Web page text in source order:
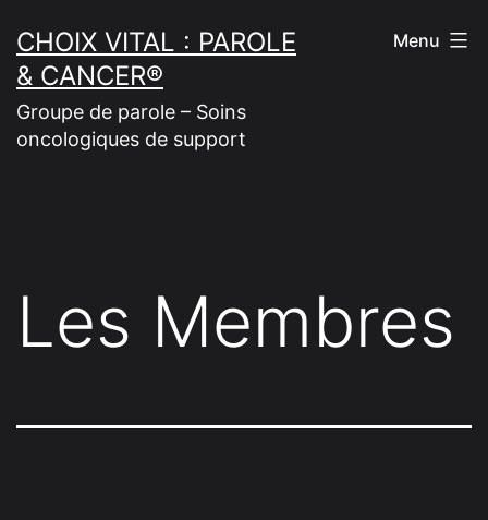
to
content
CHOIX VITAL : PAROLE
& CANCER®
Groupe de parole – Soins
oncologiques de support
Menu
Les Membres